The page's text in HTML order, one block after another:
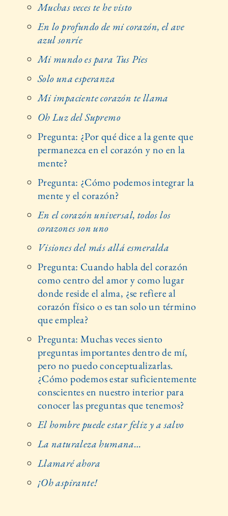
Muchas veces te he visto
En lo profundo de mi corazón, el ave
azul sonríe
Mi mundo es para Tus Pies
Solo una esperanza
Mi impaciente corazón te llama
Oh Luz del Supremo
Pregunta: ¿Por qué dice a la gente que
permanezca en el corazón y no en la
mente?
Pregunta: ¿Cómo podemos integrar la
mente y el corazón?
En el corazón universal, todos los
corazones son uno
Visiones del más allá esmeralda
Pregunta: Cuando habla del corazón
como centro del amor y como lugar
donde reside el alma, ¿se refiere al
corazón físico o es tan solo un término
que emplea?
Pregunta: Muchas veces siento
preguntas importantes dentro de mí,
pero no puedo conceptualizarlas.
¿Cómo podemos estar suficientemente
conscientes en nuestro interior para
conocer las preguntas que tenemos?
El hombre puede estar feliz y a salvo
La naturaleza humana…
Llamaré ahora
¡Oh aspirante!